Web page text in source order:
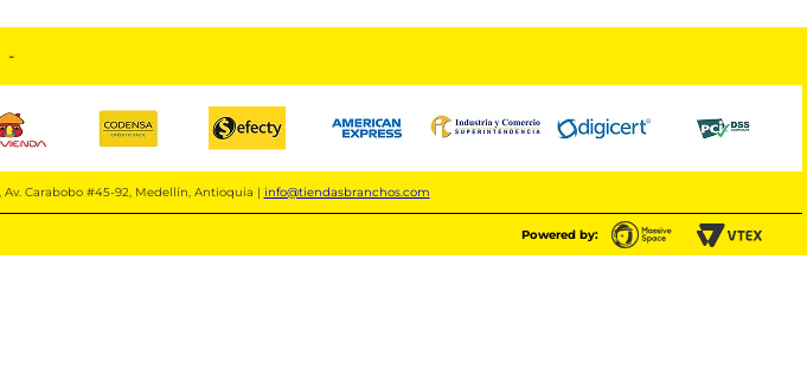
-
Av. Carabobo #45-92, Medellín, Antioquia | info@tiendasbranchos.com
Powered by: